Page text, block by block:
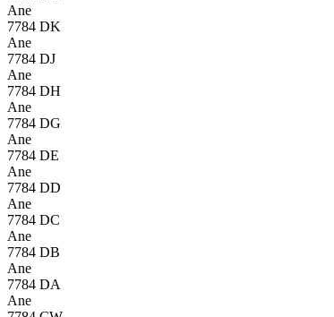
Ane
7784 DK
Ane
7784 DJ
Ane
7784 DH
Ane
7784 DG
Ane
7784 DE
Ane
7784 DD
Ane
7784 DC
Ane
7784 DB
Ane
7784 DA
Ane